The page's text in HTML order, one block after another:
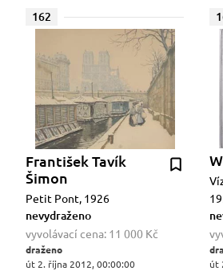
162
František Tavík
Šimon
Petit Pont, 1926
nevydraženo
vyvolávací cena: 11 000 Kč
draženo
út 2. října 2012, 00:00:00
út